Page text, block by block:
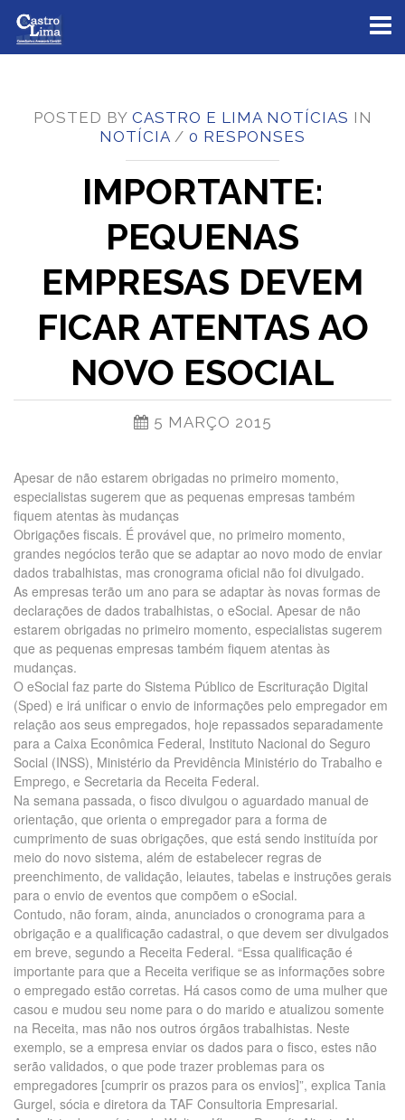
POSTED BY CASTRO E LIMA NOTÍCIAS IN
NOTÍCIA / 0 RESPONSES
IMPORTANTE:
PEQUENAS
EMPRESAS DEVEM
FICAR ATENTAS AO
NOVO ESOCIAL
5 MARÇO 2015
Apesar de não estarem obrigadas no primeiro momento,
especialistas sugerem que as pequenas empresas também
fiquem atentas às mudanças
Obrigações fiscais. É provável que, no primeiro momento,
grandes negócios terão que se adaptar ao novo modo de enviar
dados trabalhistas, mas cronograma oficial não foi divulgado.
As empresas terão um ano para se adaptar às novas formas de
declarações de dados trabalhistas, o eSocial. Apesar de não
estarem obrigadas no primeiro momento, especialistas sugerem
que as pequenas empresas também fiquem atentas às
mudanças.
O eSocial faz parte do Sistema Público de Escrituração Digital
(Sped) e irá unificar o envio de informações pelo empregador em
relação aos seus empregados, hoje repassados separadamente
para a Caixa Econômica Federal, Instituto Nacional do Seguro
Social (INSS), Ministério da Previdência Ministério do Trabalho e
Emprego, e Secretaria da Receita Federal.
Na semana passada, o fisco divulgou o aguardado manual de
orientação, que orienta o empregador para a forma de
cumprimento de suas obrigações, que está sendo instituída por
meio do novo sistema, além de estabelecer regras de
preenchimento, de validação, leiautes, tabelas e instruções gerais
para o envio de eventos que compõem o eSocial.
Contudo, não foram, ainda, anunciados o cronograma para a
obrigação e a qualificação cadastral, o que devem ser divulgados
em breve, segundo a Receita Federal. “Essa qualificação é
importante para que a Receita verifique se as informações sobre
o empregado estão corretas. Há casos como de uma mulher que
casou e mudou seu nome para o do marido e atualizou somente
na Receita, mas não nos outros órgãos trabalhistas. Neste
exemplo, se a empresa enviar os dados para o fisco, estes não
serão validados, o que pode trazer problemas para os
empregadores [cumprir os prazos para os envios]”, explica Tania
Gurgel, sócia e diretora da TAF Consultoria Empresarial.